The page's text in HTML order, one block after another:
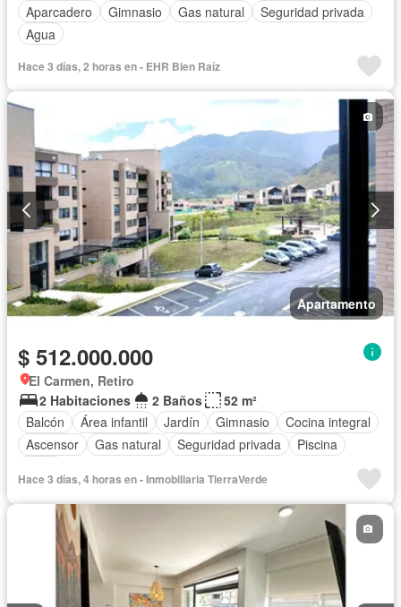
Aparcadero
Gimnasio Gas natural
Seguridad privada
Agua
Hace 3 días, 2 horas en - EHR Bien Raíz
Apartamento
$ 512.000.000
El Carmen, Retiro
2 Habitaciones
2 Baños
52 m²
Balcón
Área infantil Jardín Gimnasio
Cocina integral
Ascensor
Gas natural Seguridad privada
Piscina
Hace 3 días, 4 horas en - Inmobiliaria TierraVerde